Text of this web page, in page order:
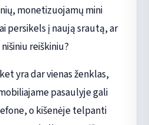
monetizuojamų mini
persikels į naują srautą, ar
reiškiniu?
yra dar vienas ženklas,
pasaulyje gali
o kišenėje telpanti